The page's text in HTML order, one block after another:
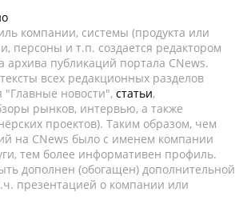
компании, системы (продукта или
персоны и т.п. создается редактором
архива публикаций портала CNews.
всех редакционных разделов
"Главные новости", статьи,
рынков, интервью, а также
проектов). Таким образом, чем
на CNews было с именем компании
тем более информативен профиль.
дополнен (обогащен) дополнительной
презентацией о компании или